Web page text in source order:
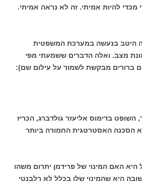
להיות אמיתי. זה לא נראה אמיתי.
היטב בנעשה במערכת המשפטית
מצב. ואלה הדברים ששמעתי מפי
ברורים מבקשת לשמור על עילום שם):
בדימוס אליעזר גולדברג, הכריז
הסכנה האסטרטגית החמורה ביותר
האם המינוי של פרידמן יתרום משהו
היא שהמינוי שלו בכלל לא רלבנטי